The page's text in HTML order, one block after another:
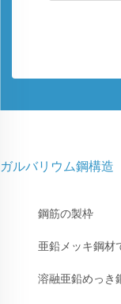
ガルバリウム鋼構造
鋼筋の製枠
亜鉛メッキ鋼材
溶融亜鉛めっき